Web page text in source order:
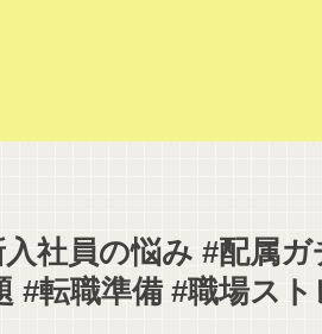
社員の悩み #配属
#転職準備 #職場ス